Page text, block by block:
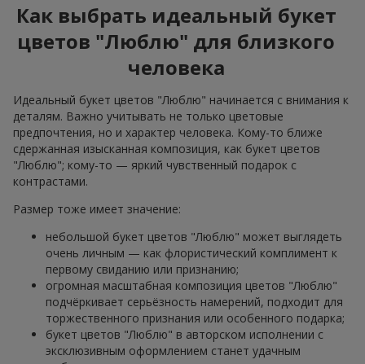
Как выбрать идеальный букет
цветов "Люблю" для близкого
человека
Идеальный букет цветов "Люблю" начинается с внимания к
деталям. Важно учитывать не только цветовые
предпочтения, но и характер человека. Кому-то ближе
сдержанная изысканная композиция, как букет цветов
"Люблю"; кому-то — яркий чувственный подарок с
контрастами.
Размер тоже имеет значение:
небольшой букет цветов "Люблю" может выглядеть
очень личным — как флористический комплимент к
первому свиданию или признанию;
огромная масштабная композиция цветов "Люблю"
подчёркивает серьёзность намерений, подходит для
торжественного признания или особенного подарка;
букет цветов "Люблю" в авторском исполнении с
эксклюзивным оформлением станет удачным